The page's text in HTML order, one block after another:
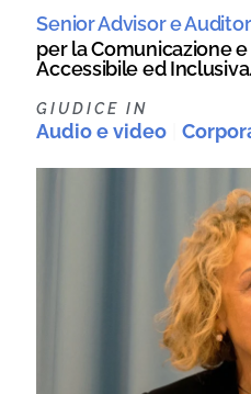
Senior Advisor e Auditor
per la Comunicazione
Accessibile ed Inclusiva.
GIUDICE IN
Audio e video